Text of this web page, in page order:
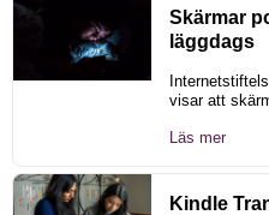
Skärmar
läggdags
visar att
Läs mer
Kindle